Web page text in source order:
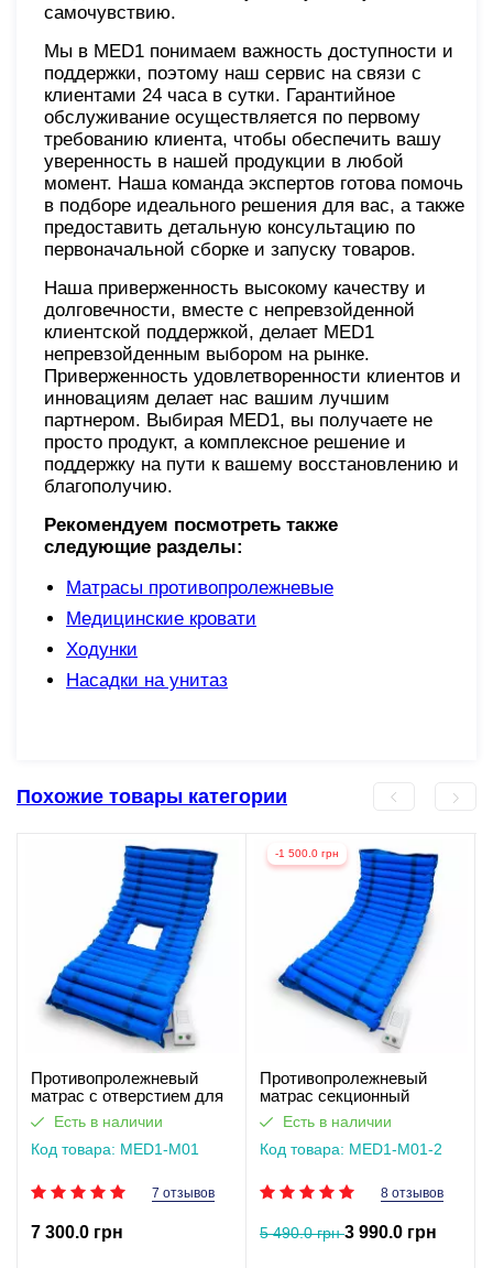
самочувствию.
Мы в MED1 понимаем важность доступности и
поддержки, поэтому наш сервис на связи с
клиентами 24 часа в сутки. Гарантийное
обслуживание осуществляется по первому
требованию клиента, чтобы обеспечить вашу
уверенность в нашей продукции в любой
момент. Наша команда экспертов готова помочь
в подборе идеального решения для вас, а также
предоставить детальную консультацию по
первоначальной сборке и запуску товаров.
Наша приверженность высокому качеству и
долговечности, вместе с непревзойденной
клиентской поддержкой, делает MED1
непревзойденным выбором на рынке.
Приверженность удовлетворенности клиентов и
инновациям делает нас вашим лучшим
партнером. Выбирая MED1, вы получаете не
просто продукт, а комплексное решение и
поддержку на пути к вашему восстановлению и
благополучию.
Рекомендуем посмотреть также
следующие разделы:
Матрасы противопролежневые
Медицинские кровати
Ходунки
Насадки на унитаз
Похожие товары категории
Противопролежневый
матрас c отверстием для
туалета MED1-M01
Есть в наличии
Код товара: MED1-M01
7 отзывов
7 300.0 грн
-1 500.0 грн
Противопролежневый
матрас секционный
MED1-M01
Есть в наличии
Код товара: MED1-M01-2
8 отзывов
5 490.0 грн3 990.0 грн